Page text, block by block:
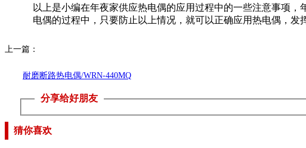
以上是小编在年夜家供应热电偶的应用过程中的一些注意事项
电偶的过程中，只要防止以上情况，就可以正确应用热电偶，发
上一篇：
耐磨断路热电偶/WRN-440MQ
分享给好朋友
猜你喜欢